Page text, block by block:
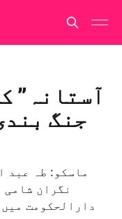
جنگ
نگران
دارالحکومت